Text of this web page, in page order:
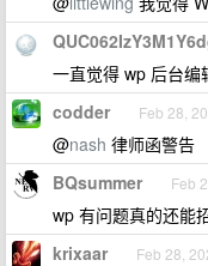
一直觉得 wp 后台编
codder Feb 28,
@nash 律师函警告
BQsummer Feb
wp 有问题真的还能
krixaar Feb 28,